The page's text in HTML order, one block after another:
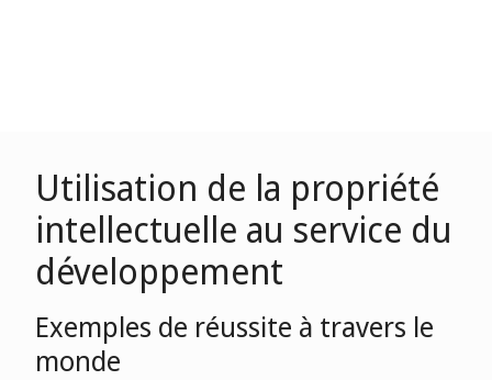
Utilisation de la propriété
intellectuelle au service du
développement
Exemples de réussite à travers le
monde